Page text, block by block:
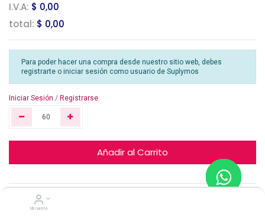
Mi cuenta
I.V.A: $ 0,00
total: $ 0,00
Para poder hacer una compra desde nuestro sitio web, debes
registrarte o iniciar sesión como usuario de Suplymos
Iniciar Sesión / Registrarse
Añadir al Carrito